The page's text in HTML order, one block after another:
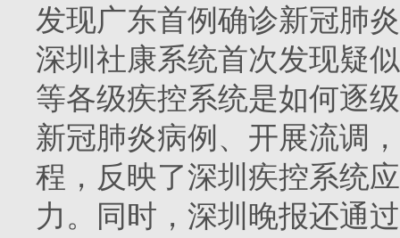
发现广东首例确诊新冠肺
深圳社康系统首次发现疑
等各级疾控系统是如何逐
新冠肺炎病例、开展流调
程，反映了深圳疾控系统
力。同时，深圳晚报还通